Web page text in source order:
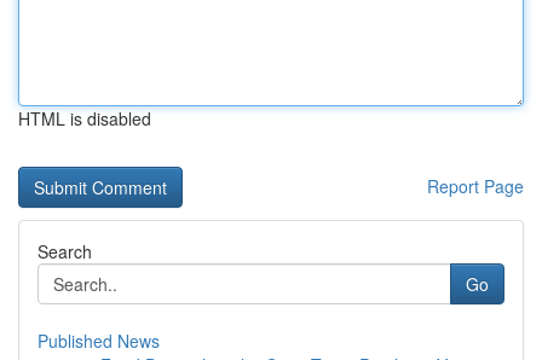
HTML is disabled
Report Page
Search
Go
Published News